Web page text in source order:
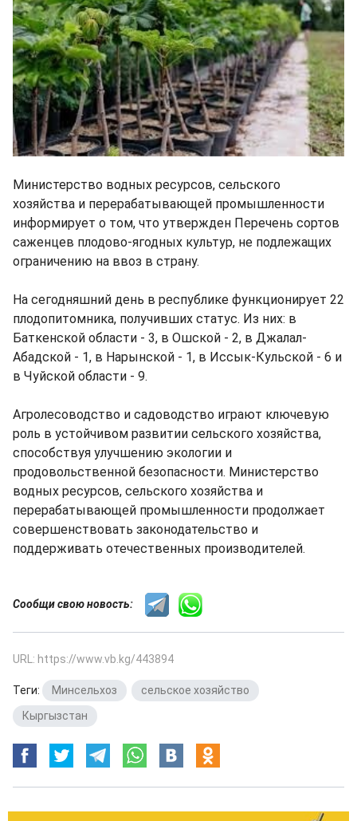
Министерство водных ресурсов, сельского
хозяйства и перерабатывающей промышленности
информирует о том, что утвержден Перечень сортов
саженцев плодово-ягодных культур, не подлежащих
ограничению на ввоз в страну.
На сегодняшний день в республике функционирует 22
плодопитомника, получивших статус. Из них: в
Баткенской области - 3, в Ошской - 2, в Джалал-
Абадской - 1, в Нарынской - 1, в Иссык-Кульской - 6 и
в Чуйской области - 9.
Агролесоводство и садоводство играют ключевую
роль в устойчивом развитии сельского хозяйства,
способствуя улучшению экологии и
продовольственной безопасности. Министерство
водных ресурсов, сельского хозяйства и
перерабатывающей промышленности продолжает
совершенствовать законодательство и
поддерживать отечественных производителей.
Сообщи свою новость:
URL: https://www.vb.kg/443894
Теги: Минсельхоз сельское хозяйство
Кыргызстан